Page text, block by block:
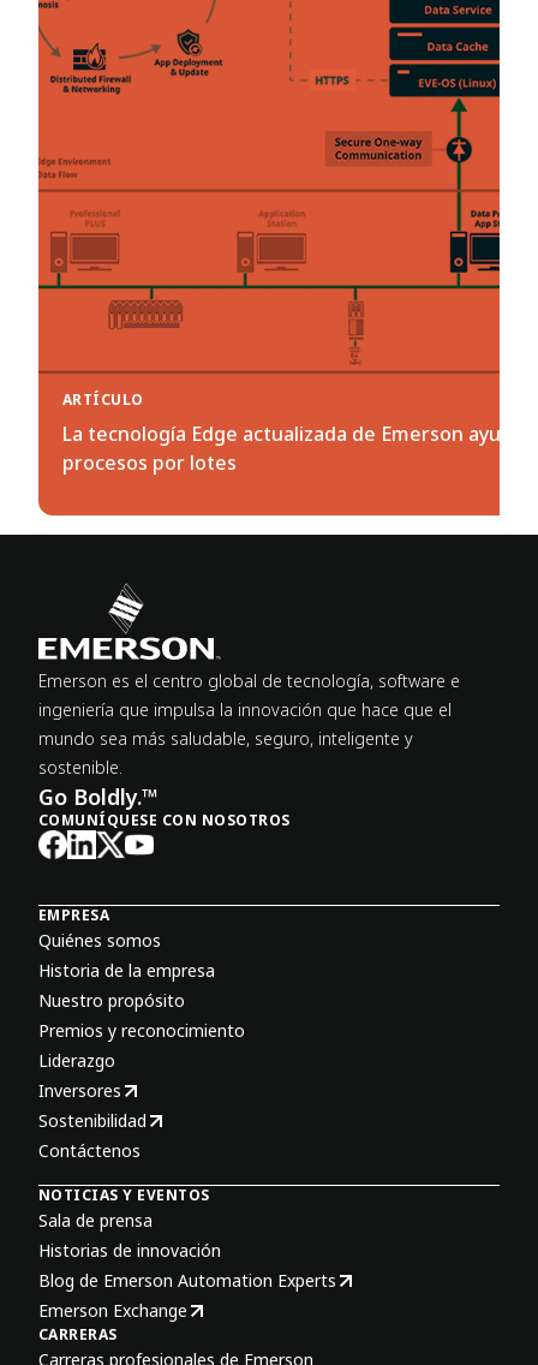
ARTÍCULO
La tecnología Edge actualizada de Emerson
procesos por lotes
Emerson es el centro global de tecnología, software e
ingeniería que impulsa la innovación que hace que el
mundo sea más saludable, seguro, inteligente y
sostenible.
Go Boldly.™
COMUNÍQUESE CON NOSOTROS
EMPRESA
Quiénes somos
Historia de la empresa
Nuestro propósito
Premios y reconocimiento
Liderazgo
Inversores
Sostenibilidad
Contáctenos
NOTICIAS Y EVENTOS
Sala de prensa
Historias de innovación
Blog de Emerson Automation Experts
Emerson Exchange
CARRERAS
Carreras profesionales de Emerson